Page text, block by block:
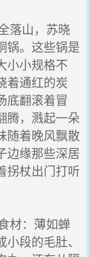
落山，苏晓
锅。这些锅是
小小规格不
着通红的炭
底翻滚着冒
腾，溅起一朵
随着晚风飘散
边缘那些深居
拐杖出门打听
材：薄如蝉
段的毛肚、